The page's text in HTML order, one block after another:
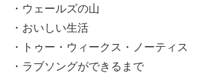
・ウェールズの山
・おいしい生活
・トゥー・ウィークス・ノーティス
・ラブソングができるまで